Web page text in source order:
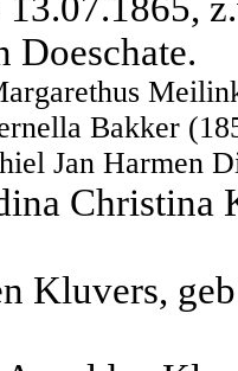
Doeschate.
Bakker
Jan Harmen
Christina
Kluvers,